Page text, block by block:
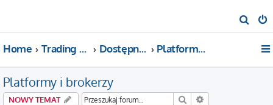
z
Home Trading For a Living Dostępne kategorie Platformy i brokerzy
Platformy i brokerzy
NOWY TEMAT Szukaj